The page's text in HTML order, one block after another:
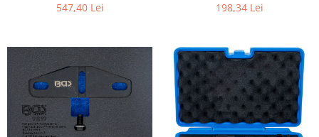
547,40 Lei
198,34 Lei